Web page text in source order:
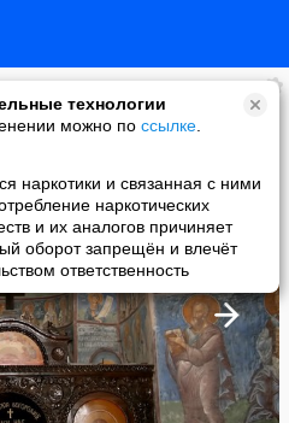
технологии
можно по ссылке
наркотики и связанная с ними
наркотических
и их аналогов причиняет
оборот запрещён и влечёт
ответственность